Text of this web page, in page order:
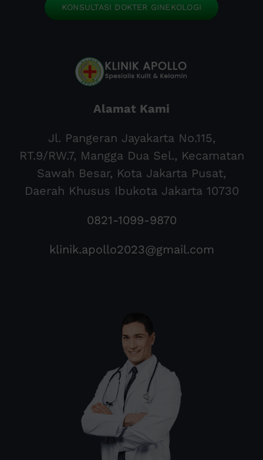
KONSULTASI DOKTER GINEKOLOGI
Alamat Kami
Jl. Pangeran Jayakarta No.115,
RT.9/RW.7, Mangga Dua Sel., Kecamatan
Sawah Besar, Kota Jakarta Pusat,
Daerah Khusus Ibukota Jakarta 10730
0821-1099-9870
klinik.apollo2023@gmail.com